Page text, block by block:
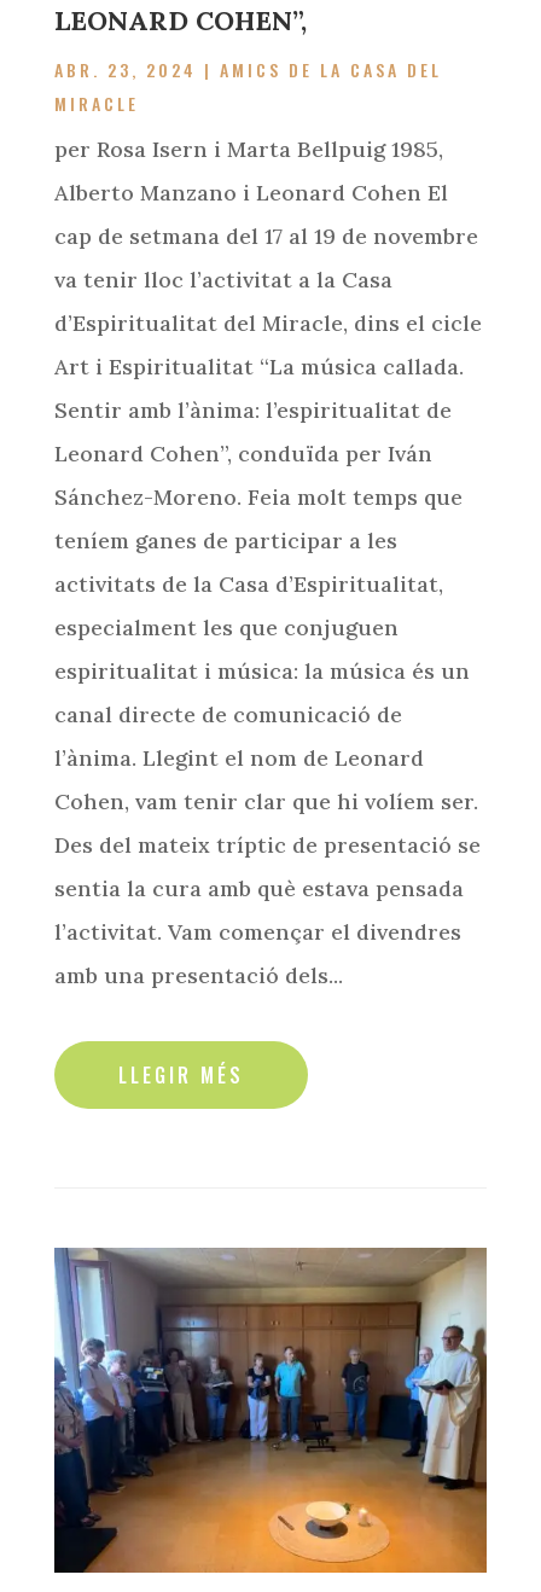
LEONARD COHEN”,
ABR. 23, 2024 | AMICS DE LA CASA DEL
MIRACLE
per Rosa Isern i Marta Bellpuig 1985,
Alberto Manzano i Leonard Cohen El
cap de setmana del 17 al 19 de novembre
va tenir lloc l’activitat a la Casa
d’Espiritualitat del Miracle, dins el cicle
Art i Espiritualitat “La música callada.
Sentir amb l’ànima: l’espiritualitat de
Leonard Cohen”, conduïda per Iván
Sánchez-Moreno. Feia molt temps que
teníem ganes de participar a les
activitats de la Casa d’Espiritualitat,
especialment les que conjuguen
espiritualitat i música: la música és un
canal directe de comunicació de
l’ànima. Llegint el nom de Leonard
Cohen, vam tenir clar que hi volíem ser.
Des del mateix tríptic de presentació se
sentia la cura amb què estava pensada
l’activitat. Vam començar el divendres
amb una presentació dels...